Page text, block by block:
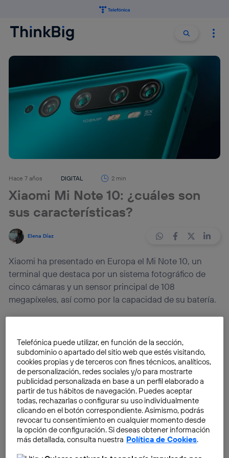
Buscar
Hace 7 años DIGITAL 2 min
Xiaomi Mi Note 10: ¿cuáles son
sus características?
Elena Díaz
Xiaomi ha presentado en Europa el Mi Note 10, un
terminal que destaca por un sistema fotográfico de
cinco cámaras y un sensor principal de 108
megapíxeles, así como por la capacidad de su batería.
oficialmente al mercado español el Redmi Note 8 y
presentaba en un evento oficial en Shangai (China)
uno de sus smartphones más revolucionarios hasta
la fecha:Mi Mix Alpha.
Este dispositivo ocupa prácticamente toda la pantalla
incorpora 108 megapíxeles en la cámara principal
de su sistema fotográfico. Sin duda, se trataba del
teléfono móvil con más megapíxeles disponible en el
mercado, hasta ahora.
Telefónica puede utilizar, en función de la sección,
subdominio o apartado del sitio web que estés visitando,
cookies propias y de terceros con fines técnicos, analíticos,
de personalización, redes sociales y/o para mostrarte
publicidad personalizada en base a un perfil elaborado a
partir de tus hábitos de navegación. Puedes aceptar
todas, rechazarlas o configurar su uso individualmente
clicando en el botón correspondiente. Asimismo, podrás
revocar tu consentimiento en cualquier momento desde
la opción de configuración. Si deseas obtener información
más detallada, consulta nuestra Política de Cookies.